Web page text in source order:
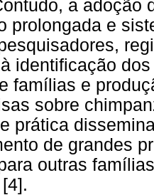
a adoção
prolongada e
identificação
famílias e
sobre
prática
de grandes
outras